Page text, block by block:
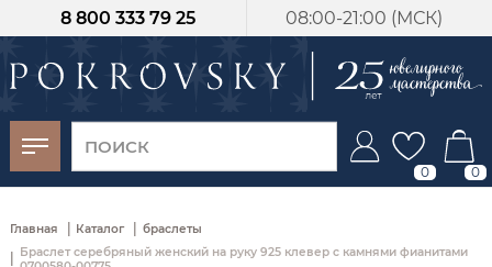
08:00-21:00 (МСК)
8 800 333 79 25
0 0
Главная | Каталог | браслеты
Браслет серебряный женский на руку 925 клевер с камнями фианитами
-30%
от 15 дней с
момента оплаты